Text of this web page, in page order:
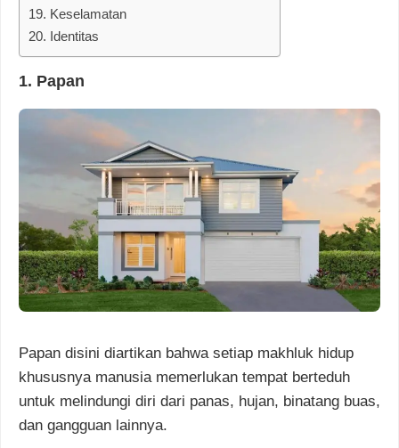
19. Keselamatan
20. Identitas
1. Papan
Papan disini diartikan bahwa setiap makhluk hidup
khususnya manusia memerlukan tempat berteduh
untuk melindungi diri dari panas, hujan, binatang buas,
dan gangguan lainnya.